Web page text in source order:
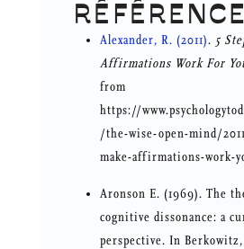
Alexander, R. (2011). 5
Affirmations Work For
from
https://
/the-wise-open-mind/
make-affirmations-work-
Aronson E. (1969). The
cognitive dissonance: a
perspective. In